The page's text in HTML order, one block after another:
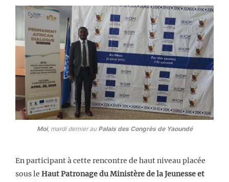
Moi, mardi dernier au Palais des Congrès de Yaoundé
En participant à cette rencontre de haut niveau placée
sous le Haut Patronage du Ministère de la Jeunesse et